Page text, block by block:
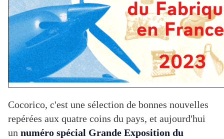
Cocorico, c'est une sélection de bonnes nouvelles
repérées aux quatre coins du pays, et aujourd'hui
un numéro spécial Grande Exposition du